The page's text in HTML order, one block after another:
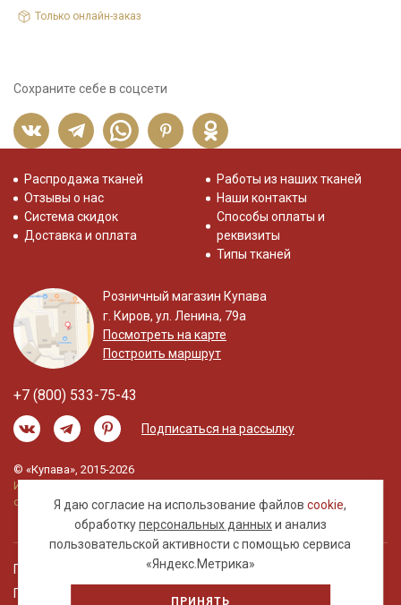
Только онлайн-заказ
Сохраните себе в соцсети
Я даю согласие на использование файловcookie,
обработкуперсональных данныхи анализ
пользовательской активности с помощью сервиса
«Яндекс.Метрика»
ПРИНЯТЬ
Распродажа тканей
Отзывы о нас
Система скидок
Доставка и оплата
Работы из наших тканей
Наши контакты
Способы оплаты и
реквизиты
Типы тканей
Розничный магазин Купава
г. Киров, ул. Ленина, 79а
Посмотреть на карте
Построить маршрут
+7 (800) 533-75-43
Подписаться на рассылку
© «Купава», 2015-2026
Информация на сайте не является публичной
офертой.
Правовая информация
Политика обработки персональных данных